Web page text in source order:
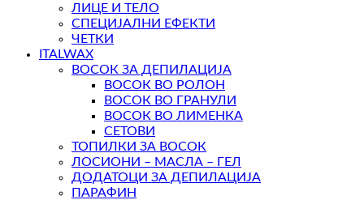
ЛИЦЕ И ТЕЛО
СПЕЦИЈАЛНИ ЕФЕКТИ
ЧЕТКИ
ITALWAX
ВОСОК ЗА ДЕПИЛАЦИЈА
ВОСОК ВО РОЛОН
ВОСОК ВО ГРАНУЛИ
ВОСОК ВО ЛИМЕНКА
СЕТОВИ
ТОПИЛКИ ЗА ВОСОК
ЛОСИОНИ – МАСЛА – ГЕЛ
ДОДАТОЦИ ЗА ДЕПИЛАЦИЈА
ПАРАФИН